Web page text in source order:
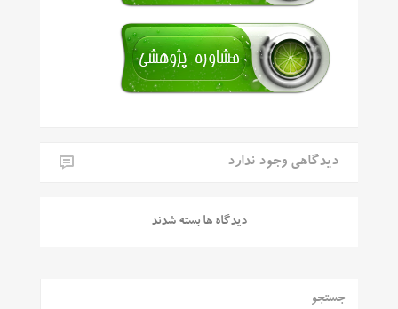
دیدگاهی وجود ندارد
دیدگاه ها بسته شدند
جستجو